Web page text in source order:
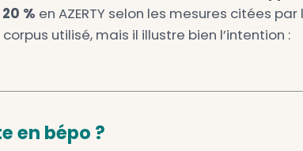
:les lettres les plus fréquentes
confortable est la ligne de